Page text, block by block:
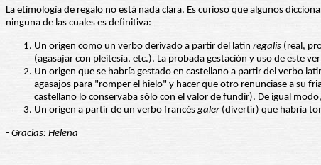
La etimología de regalo no está nada clara. Es curioso que algunos
ninguna de las cuales es definitiva:
Un origen como un verbo derivado a partir del latín regalis (real,
(agasajar con pleitesía, etc.). La probada gestación y uso de este
Un origen que se habría gestado en castellano a partir del verbo
agasajos para "romper el hielo" y hacer que otro renunciase a su
castellano lo conservaba sólo con el valor de fundir). De igual
Un origen a partir de un verbo francés galer(divertir) que habría
- Gracias: Helena